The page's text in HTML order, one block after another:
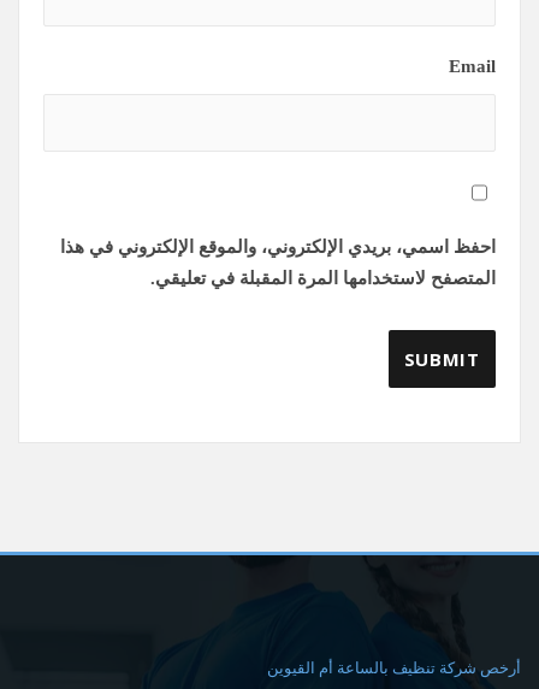
Email
احفظ اسمي، بريدي الإلكتروني، والموقع الإلكتروني في هذا
المتصفح لاستخدامها المرة المقبلة في تعليقي.
أرخص شركة تنظيف بالساعة أم القيوين